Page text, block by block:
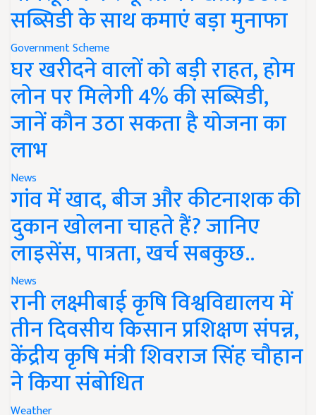
सब्सिडी के साथ कमाएं बड़ा मुनाफा
Government Scheme
घर खरीदने वालों को बड़ी राहत, होम
लोन पर मिलेगी 4% की सब्सिडी,
जानें कौन उठा सकता है योजना का
लाभ
News
गांव में खाद, बीज और कीटनाशक की
दुकान खोलना चाहते हैं? जानिए
लाइसेंस, पात्रता, खर्च सबकुछ..
News
रानी लक्ष्मीबाई कृषि विश्वविद्यालय में
तीन दिवसीय किसान प्रशिक्षण संपन्न,
केंद्रीय कृषि मंत्री शिवराज सिंह चौहान
ने किया संबोधित
Weather